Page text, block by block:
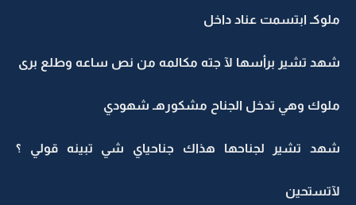
ملوكـ ابتسمت عناد داخل
شهد تشير برأسها لآ جته مكالمه من نص ساعه وطلع برى
ملوك وهي تدخل الجناح مشكورهـ شهودي
شهد تشير لجناحها هذاك جناحياي شي تبينه قولي ؟
لآتستحين